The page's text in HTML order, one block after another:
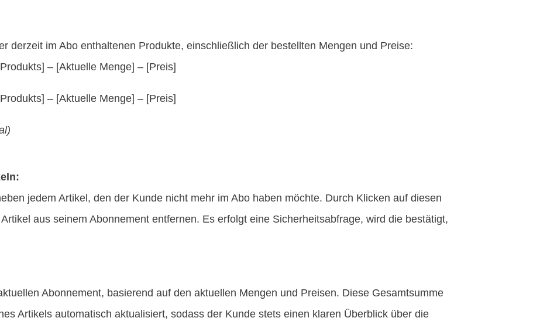
derzeit im Abo enthaltenen Produkte, einschließlich der bestellten Mengen und Preise:
– [Aktuelle Menge] – [Preis]
– [Aktuelle Menge] – [Preis]
jedem Artikel, den der Kunde nicht mehr im Abo haben möchte. Durch Klicken auf diesen
aus seinem Abonnement entfernen. Es erfolgt eine Sicherheitsabfrage, wird die bestätigt,
Abonnement, basierend auf den aktuellen Mengen und Preisen. Diese Gesamtsumme
Artikels automatisch aktualisiert, sodass der Kunde stets einen klaren Überblick über die